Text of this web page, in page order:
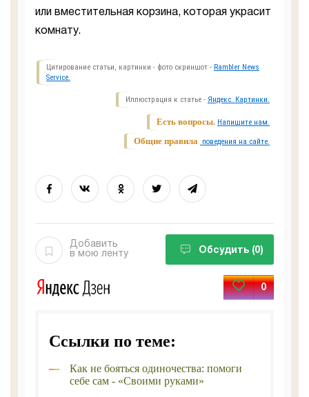
или вместительная корзина, которая украсит
комнату.
Цитирование статьи, картинки - фото скриншот - Rambler News
Service.
Иллюстрация к статье - Яндекс. Картинки.
Есть вопросы. Напишите нам.
Общие правила поведения на сайте.
Добавить
в мою ленту
Обсудить (0)
0
Ссылки по теме:
Как не бояться одиночества: помоги
себе сам - «Своими руками»